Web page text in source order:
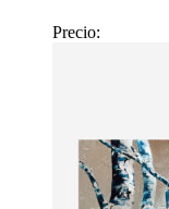
Precio: